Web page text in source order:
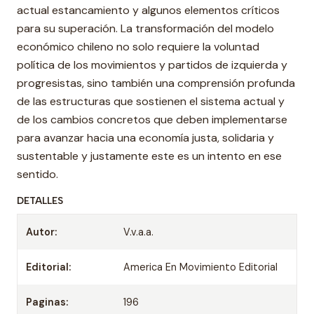
actual estancamiento y algunos elementos críticos
para su superación. La transformación del modelo
económico chileno no solo requiere la voluntad
política de los movimientos y partidos de izquierda y
progresistas, sino también una comprensión profunda
de las estructuras que sostienen el sistema actual y
de los cambios concretos que deben implementarse
para avanzar hacia una economía justa, solidaria y
sustentable y justamente este es un intento en ese
sentido.
DETALLES
Autor: V.v.a.a.
Editorial: America En Movimiento Editorial
Paginas: 196